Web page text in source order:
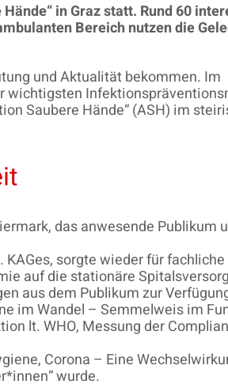
in Graz statt. Rund 60
Bereich nutzen die
und Aktualität bekommen. Im
wichtigsten
Saubere Hände“ (ASH) im
das anwesende Publikum
sorgte wieder für
auf die stationäre
aus dem Publikum zur
im Wandel – Semmelweis im
lt. WHO, Messung der
Corona – Eine
wurde.